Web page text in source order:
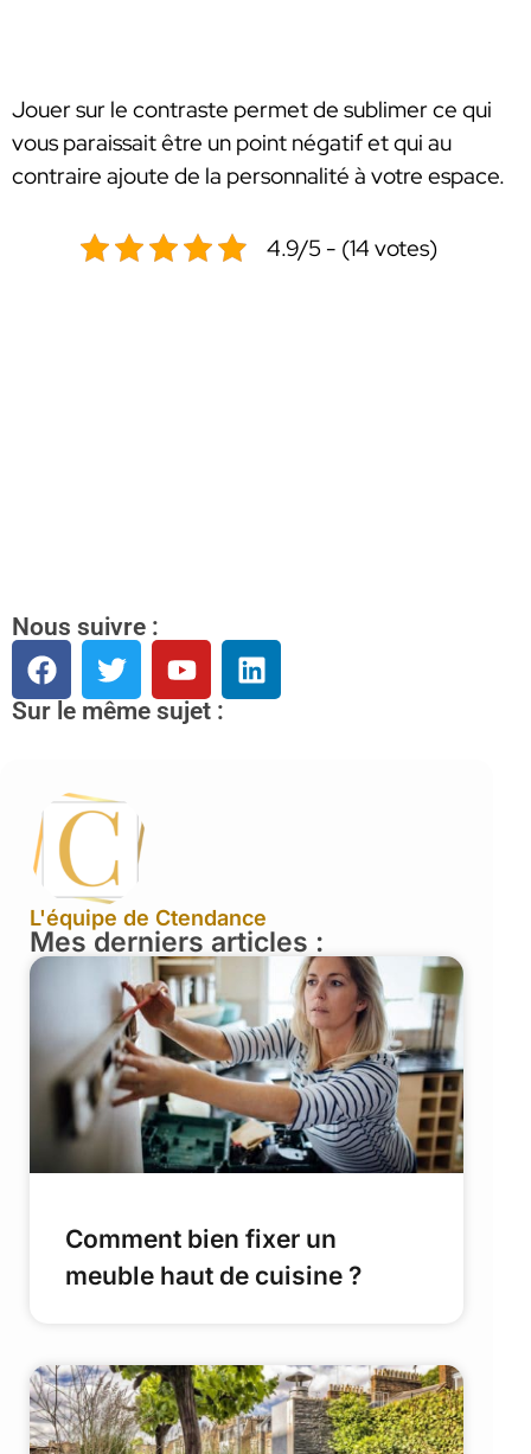
Jouer sur le contraste permet de sublimer ce qui
vous paraissait être un point négatif et qui au
contraire ajoute de la personnalité à votre espace.
4.9/5 - (14 votes)
Nous suivre :
Sur le même sujet :
L'équipe de Ctendance
Mes derniers articles :
Comment bien fixer un
meuble haut de cuisine ?